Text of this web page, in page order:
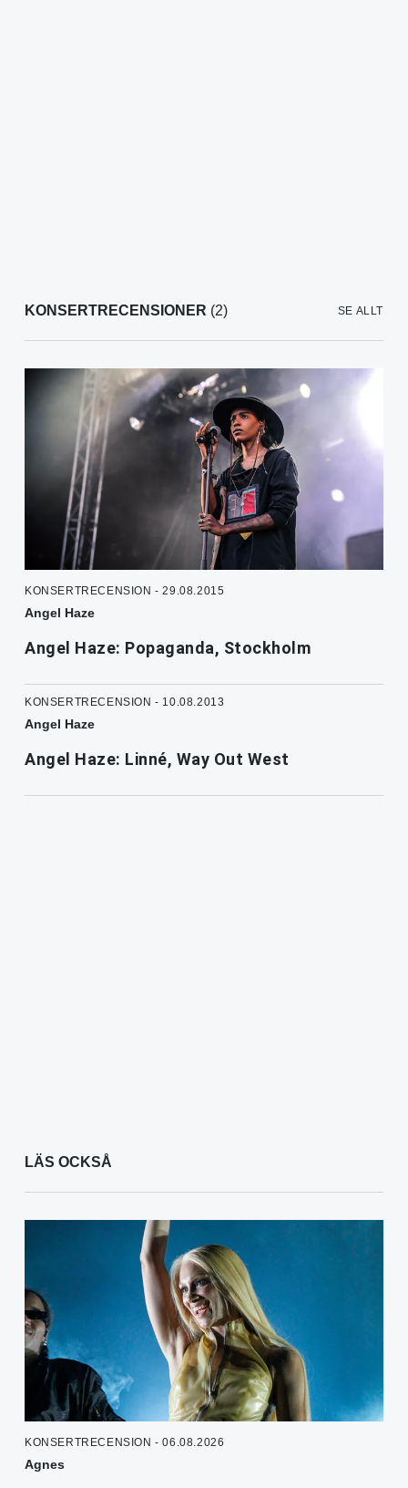
KONSERTRECENSIONER (2) SE ALLT
KONSERTRECENSION - 29.08.2015
Angel Haze
Angel Haze: Popaganda, Stockholm
KONSERTRECENSION - 10.08.2013
Angel Haze
Angel Haze: Linné, Way Out West
LÄS OCKSÅ
KONSERTRECENSION - 06.08.2026
Agnes